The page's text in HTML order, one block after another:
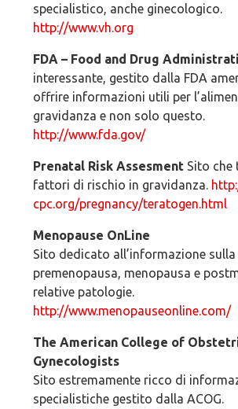
specialistico, anche ginecologico.
http://www.vh.org
FDA – Food and Drug
interessante, gestito dalla FDA
offrire informazioni utili per
gravidanza e non solo questo.
http://www.fda.gov/
Prenatal Risk AssesmentSito che
fattori di rischio in gravidanza.
cpc.org/pregnancy/teratogen.html
Menopause OnLine
Sito dedicato all’informazione sulla
premenopausa, menopausa e
relative patologie.
http://www.menopauseonline.com/
The American College of
Gynecologists
Sito estremamente ricco di
specialistiche gestito dalla ACOG.